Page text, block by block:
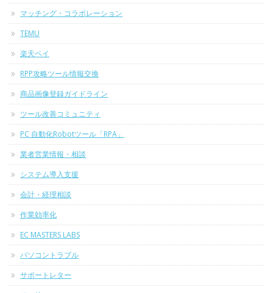
マッチング・コラボレーション
TEMU
楽天ペイ
RPP攻略ツール情報交換
商品画像登録ガイドライン
ツール改善コミュニティ
PC 自動化Robotツール「RPA」
業者営業情報・相談
システム導入支援
会計・経理相談
作業効率化
EC MASTERS LABS
パソコントラブル
サポートレター